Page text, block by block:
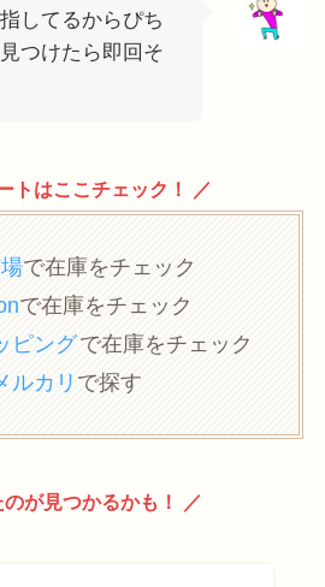
してるからぴち
つけたら即回そ
トはここチェック！ ／
で在庫をチェック
で在庫をチェック
ピングで在庫をチェック
ルカリ で探す
が見つかるかも！ ／